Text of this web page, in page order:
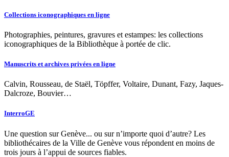
Collections iconographiques en ligne
Photographies, peintures, gravures et estampes: les collections
iconographiques de la Bibliothèque à portée de clic.
Manuscrits et archives privées en ligne
Calvin, Rousseau, de Staël, Töpffer, Voltaire, Dunant, Fazy, Jaques-
Dalcroze, Bouvier…
InterroGE
Une question sur Genève... ou sur n’importe quoi d’autre? Les
bibliothécaires de la Ville de Genève vous répondent en moins de
trois jours à l’appui de sources fiables.